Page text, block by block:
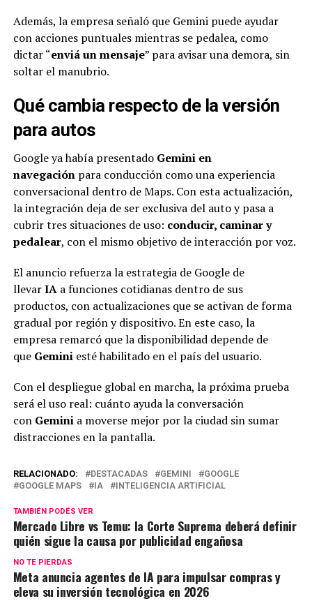
Además, la empresa señaló que Gemini puede ayudar
con acciones puntuales mientras se pedalea, como
dictar “enviá un mensaje” para avisar una demora, sin
soltar el manubrio.
Qué cambia respecto de la versión
para autos
Google ya había presentado Gemini en
navegaciónpara conducción como una experiencia
conversacional dentro de Maps. Con esta actualización,
la integración deja de ser exclusiva del auto y pasa a
cubrir tres situaciones de uso: conducir, caminar y
pedalear, con el mismo objetivo de interacción por voz.
El anuncio refuerza la estrategia de Google de
llevarIAa funciones cotidianas dentro de sus
productos, con actualizaciones que se activan de forma
gradual por región y dispositivo. En este caso, la
empresa remarcó que la disponibilidad depende de
que Geminiesté habilitado en el país del usuario.
Con el despliegue global en marcha, la próxima prueba
será el uso real: cuánto ayuda la conversación
con Geminia moverse mejor por la ciudad sin sumar
distracciones en la pantalla.
RELACIONADO: DESTACADAS GEMINI
GOOGLE
GOOGLE MAPS
IA INTELIGENCIA ARTIFICIAL
TAMBIÉN PODÉS VER
Mercado Libre vs Temu: la Corte Suprema deberá definir
quién sigue la causa por publicidad engañosa
NO TE PIERDAS
Meta anuncia agentes de IA para impulsar compras y
eleva su inversión tecnológica en 2026